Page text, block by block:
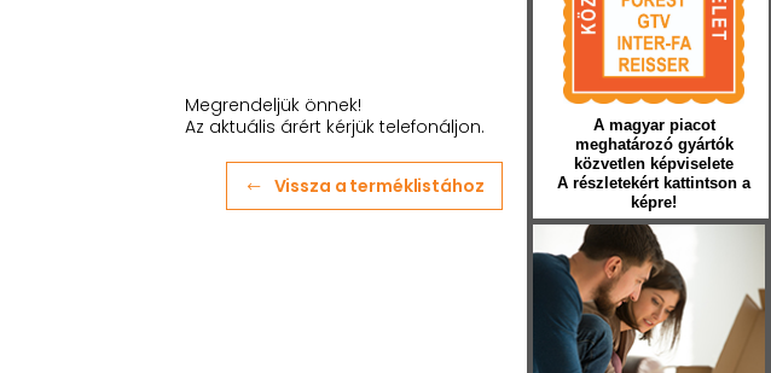
Megrendeljük önnek!
Az aktuális árért kérjük telefonáljon.
Vissza a terméklistához
A magyar piacot
meghatározó gyártók
közvetlen képviselete
A részletekért kattintson a
képre!